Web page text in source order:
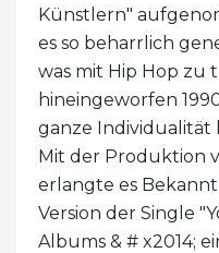
Künstlern"
es so beharrlich
was mit Hip Hop zu
hineingeworfen
ganze Individualität
Mit der Produktion
erlangte es
Version der Single
Albums & # x2014;